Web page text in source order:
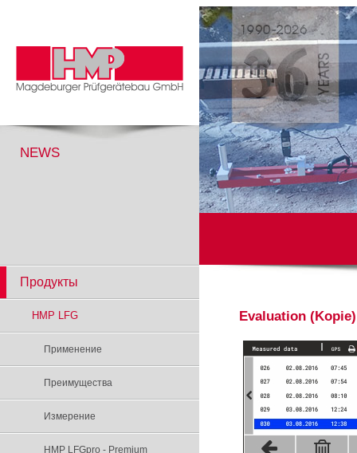
NEWS
Продукты
HMP LFG
Применение
Преимуществa
Измерение
HMP LFGpro - Premium
Evaluation (Kopie)